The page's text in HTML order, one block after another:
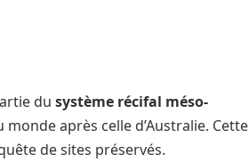
du système récifal méso-
après celle d’Australie. Cette
de sites préservés.